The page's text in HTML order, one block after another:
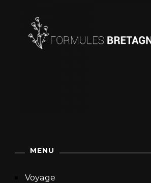
MENU
Voyage